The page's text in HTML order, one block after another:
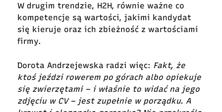
W drugim trendzie, H2H, równie ważne co
kompetencje są wartości, jakimi kandydat
się kieruje oraz ich zbieżność z wartościami
firmy.
Dorota Andrzejewska radzi więc: Fakt, że
ktoś jeździ rowerem po górach albo opiekuje
się zwierzętami – i właśnie to widać na jego
zdjęciu w CV – jest zupełnie w porządku. A